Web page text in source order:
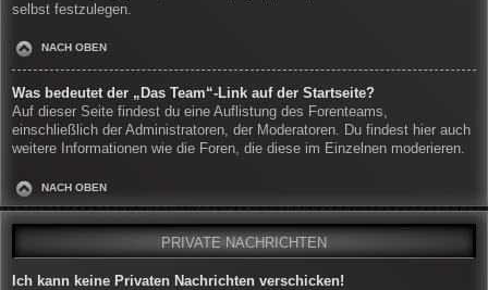
selbst festzulegen.
NACH OBEN
Was bedeutet der „Das Team“-Link auf der Startseite?
Auf dieser Seite findest du eine Auflistung des Forenteams,
einschließlich der Administratoren, der Moderatoren. Du findest hier auch
weitere Informationen wie die Foren, die diese im Einzelnen moderieren.
NACH OBEN
PRIVATE NACHRICHTEN
Ich kann keine Privaten Nachrichten verschicken!